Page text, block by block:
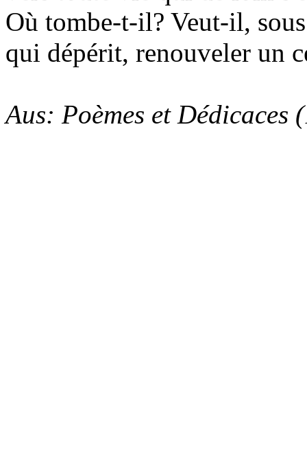
Où tombe-t-il? Veut-il,
qui dépérit, renouveler un
Aus: Poèmes et Dédicaces